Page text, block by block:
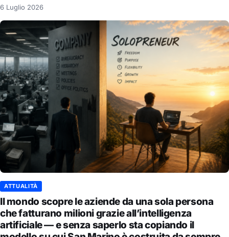
6 Luglio 2026
ATTUALITÀ
Il mondo scopre le aziende da una sola persona
che fatturano milioni grazie all’intelligenza
artificiale — e senza saperlo sta copiando il